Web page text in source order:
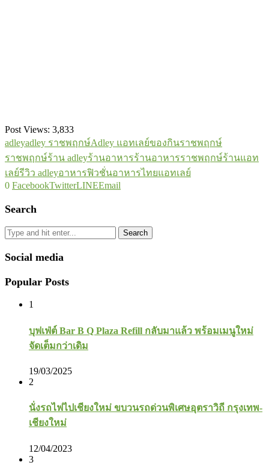
Post Views: 3,833
adleyadley ราชพฤกษ์Adley แอทเลย์ของกินราชพฤกษ์
ราชพฤกษ์ร้าน adleyร้านอาหารร้านอาหารราชพฤกษ์ร้านแอท
เลย์รีวิว adleyอาหารฟิวชั่นอาหารไทยแอทเลย์
0 FacebookTwitterLINEEmail
Search
Search
Social media
Popular Posts
1
บุฟเฟ่ต์ Bar B Q Plaza Refill กลับมาแล้ว พร้อมเมนูใหม่
จัดเต็มกว่าเดิม
19/03/2025
2
นั่งรถไฟไปเชียงใหม่ ขบวนรถด่วนพิเศษอุตราวิถี กรุงเทพ-
เชียงใหม่
12/04/2023
3